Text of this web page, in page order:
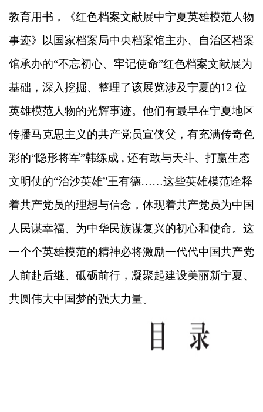
教育用书，《红色档案文献展中宁夏英雄模范人物
事迹》以国家档案局中央档案馆主办、自治区档案
馆承办的“不忘初心、牢记使命”红色档案文献展为
基础，深入挖掘、整理了该展览涉及宁夏的12 位
英雄模范人物的光辉事迹。他们有最早在宁夏地区
传播马克思主义的共产党员宣侠父，有充满传奇色
彩的“隐形将军”韩练成 , 还有敢与天斗、打赢生态
文明仗的“治沙英雄”王有德……这些英雄模范诠释
着共产党员的理想与信念，体现着共产党员为中国
人民谋幸福、为中华民族谋复兴的初心和使命。这
一个个英雄模范的精神必将激励一代代中国共产党
人前赴后继、砥砺前行，凝聚起建设美丽新宁夏、
共圆伟大中国梦的强大力量。